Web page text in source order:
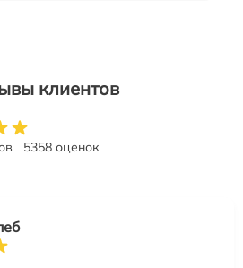
клиентов
5358 оценок